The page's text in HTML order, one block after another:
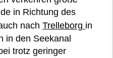
in Richtung des
nach Trelleborg in
in den Seekanal
trotz geringer